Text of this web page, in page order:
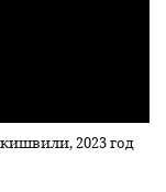
2023 год